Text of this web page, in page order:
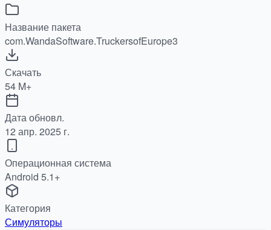
Название пакета
com.WandaSoftware.TruckersofEurope3
Скачать
54 M+
Дата обновл.
12 апр. 2025 г.
Операционная система
Android 5.1+
Категория
Симуляторы